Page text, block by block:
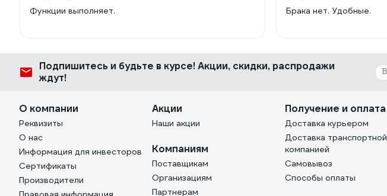
Функции выполняет. Брака нет. Удобные.
Подпишитесь и будьте в курсе! Акции, скидки, распродажи
ждут!
О компании
Реквизиты
О нас
Информация для инвесторов
Сертификаты
Производители
Акции
Наши акции
Компаниям
Поставщикам
Организациям
Партнерам
Получение и оплата
Доставка курьером
Доставка транспортной
компанией
Самовывоз
Способы оплаты